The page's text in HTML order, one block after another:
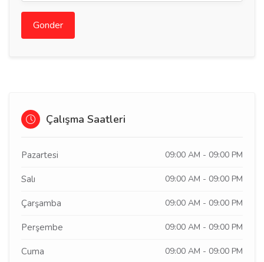
Gonder
Çalışma Saatleri
Pazartesi 09:00 AM - 09:00 PM
Salı 09:00 AM - 09:00 PM
Çarşamba 09:00 AM - 09:00 PM
Perşembe 09:00 AM - 09:00 PM
Cuma 09:00 AM - 09:00 PM